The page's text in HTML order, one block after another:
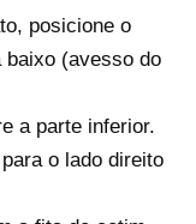
posicione o
baixo (avesso do
a parte inferior.
o lado direito